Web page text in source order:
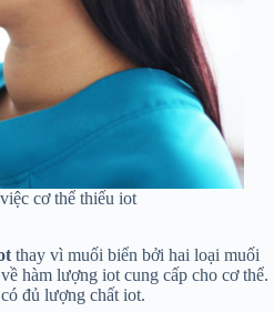
cơ thể thiếu iot
thay vì muối biển bởi hai loại muối
hàm lượng iot cung cấp cho cơ thể.
đủ lượng chất iot.